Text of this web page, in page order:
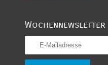
Wochennewsletter